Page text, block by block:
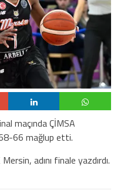
maçında ÇİMSA
68-66 mağlup etti.
adını finale yazdırdı.